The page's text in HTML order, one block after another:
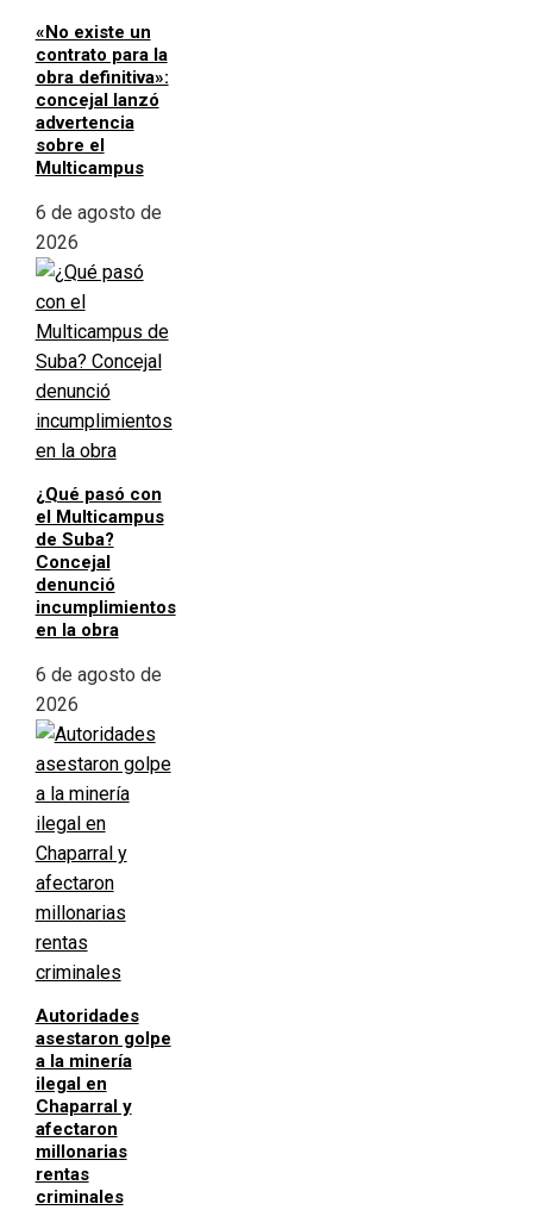
«No existe un
contrato para la
obra definitiva»:
concejal lanzó
advertencia
sobre el
Multicampus
6 de agosto de
2026
¿Qué pasó con
el Multicampus
de Suba?
Concejal
denunció
incumplimientos
en la obra
6 de agosto de
2026
Autoridades
asestaron golpe
a la minería
ilegal en
Chaparral y
afectaron
millonarias
rentas
criminales